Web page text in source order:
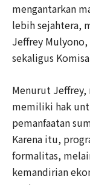
mengantarkan
lebih sejahtera,
Jeffrey
sekaligus
Menurut Jeffrey,
memiliki hak
pemanfaatan
Karena itu,
formalitas,
kemandirian